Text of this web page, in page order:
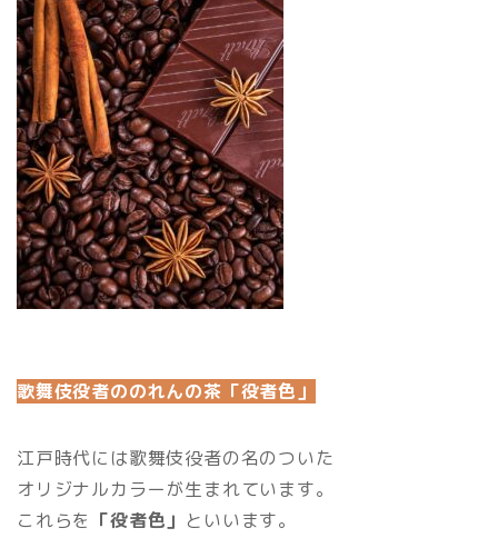
歌舞伎役者ののれんの茶「役者色」
江戸時代には歌舞伎役者の名のついた
オリジナルカラーが生まれています。
これらを 「役者色」 といいます。